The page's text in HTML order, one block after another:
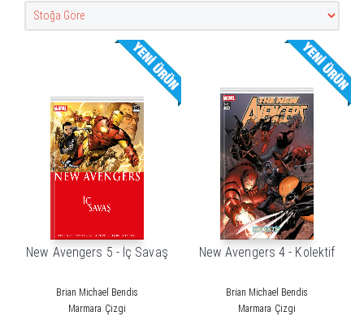
New Avengers 5 - İç Savaş
Brian Michael Bendis
Marmara Çizgi
New Avengers 4 - Kolektif
Brian Michael Bendis
Marmara Çizgi